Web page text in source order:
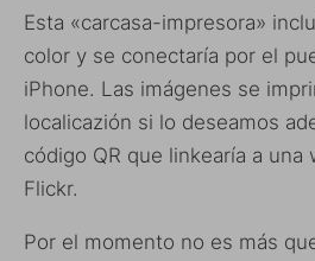
Esta «carcasa-impresora»
color y se conectaría por el
iPhone. Las imágenes se
localicazión si lo deseamos
código QR que linkearía a una
Flickr.
Por el momento no es más